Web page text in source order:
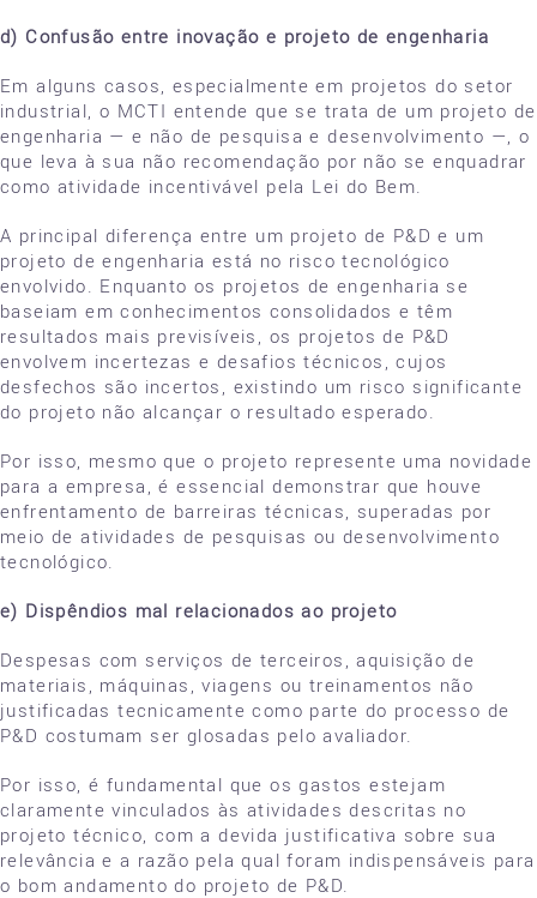
d) Confusão entre inovação e projeto de engenharia
Em alguns casos, especialmente em projetos do setor
industrial, o MCTI entende que se trata de um projeto de
engenharia — e não de pesquisa e desenvolvimento —, o
que leva à sua não recomendação por não se enquadrar
como atividade incentivável pela Lei do Bem.
A principal diferença entre um projeto de P&D e um
projeto de engenharia está no risco tecnológico
envolvido. Enquanto os projetos de engenharia se
baseiam em conhecimentos consolidados e têm
resultados mais previsíveis, os projetos de P&D
envolvem incertezas e desafios técnicos, cujos
desfechos são incertos, existindo um risco significante
do projeto não alcançar o resultado esperado.
Por isso, mesmo que o projeto represente uma novidade
para a empresa, é essencial demonstrar que houve
enfrentamento de barreiras técnicas, superadas por
meio de atividades de pesquisas ou desenvolvimento
tecnológico.
e) Dispêndios mal relacionados ao projeto
Despesas com serviços de terceiros, aquisição de
materiais, máquinas, viagens ou treinamentos não
justificadas tecnicamente como parte do processo de
P&D costumam ser glosadas pelo avaliador.
Por isso, é fundamental que os gastos estejam
claramente vinculados às atividades descritas no
projeto técnico, com a devida justificativa sobre sua
relevância e a razão pela qual foram indispensáveis para
o bom andamento do projeto de P&D.